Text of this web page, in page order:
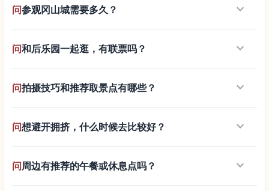
问参观冈山城需要多久？ keyboard_arrow_down
问和后乐园一起逛，有联票吗？ keyboard_arrow_down
问拍摄技巧和推荐取景点有哪些？ keyboard_arrow_down
问想避开拥挤，什么时候去比较好？ keyboard_arrow_down
问周边有推荐的午餐或休息点吗？ keyboard_arrow_down